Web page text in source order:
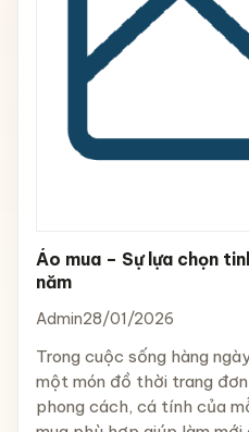
Áo mua – Sự lựa chọn
năm
Admin28/01/2026
Trong cuộc sống hàng
một món đồ thời trang
phong cách, cá tính của